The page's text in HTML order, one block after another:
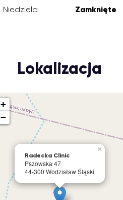
Niedziela Zamknięte
Lokalizacja
Radecka Clinic
Pszowska 47
44-300 Wodzisław Śląski
×
+
−